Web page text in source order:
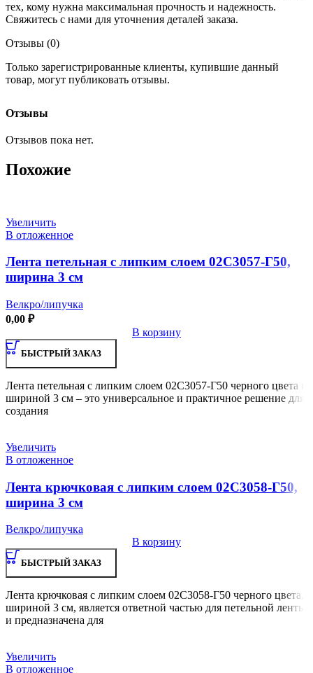
тех, кому нужна максимальная прочность и надежность.
Свяжитесь с нами для уточнения деталей заказа.
Отзывы (0)
Отзывы
Отзывов пока нет.
Только зарегистрированные клиенты, купившие данный
товар, могут публиковать отзывы.
Похожие
Увеличить
В отложенное
Лента петельная с липким слоем 02С3057-Г50,
ширина 3 см
Велкро/липучка
0,00 ₽
В корзину
БЫСТРЫЙ ЗАКАЗ
Лента петельная с липким слоем 02С3057-Г50 черного цвета и
шириной 3 см – это универсальное и практичное решение для
создания
Увеличить
В отложенное
Лента крючковая с липким слоем 02С3058-Г50,
ширина 3 см
Велкро/липучка
В корзину
БЫСТРЫЙ ЗАКАЗ
Лента крючковая с липким слоем 02С3058-Г50 черного цвета,
шириной 3 см, является ответной частью для петельной ленты
и предназначена для
Увеличить
В отложенное